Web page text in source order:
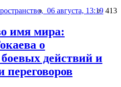
06 августа, 13:19 413
имя мира:
о
действий и
переговоров